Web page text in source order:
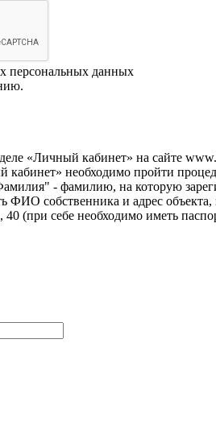
персональных данных
«Личный кабинет» на сайте
кабинет» необходимо пройти
- фамилию, на которую
ФИО собственника и адрес
40 (при себе необходимо иметь